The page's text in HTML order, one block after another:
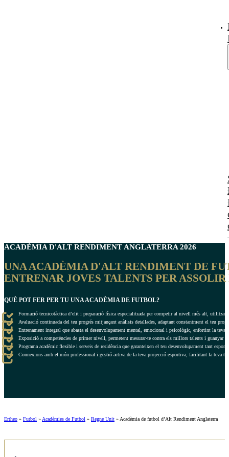
ACADÈMIA D'ALT RENDIMENT ANGLATERRA 2026
UNA ACADÈMIA D'ALT RENDIMENT DE
ENTRENAR JOVES TALENTS PER
QUÈ POT FER PER TU UNA ACADÈMIA DE FUTBOL?
Formació tecnicotàctica d’elit i preparació física especialitzada per competir al nivell més alt,
Avaluació continuada del teu progrés mitjançant anàlisis detallades, adaptant constantment el teu
Entrenament integral que abasta el desenvolupament mental, emocional i psicològic, enfortint la teva
Exposició a competències de primer nivell, permetent mesurar-te contra els millors talents i guanyar
Programa acadèmic flexible i serveis de residència que garanteixen el teu desenvolupament tant
Connexions amb el món professional i gestió activa de la teva projecció esportiva, facilitant la teva
Ertheo » Futbol » Acadèmies de Futbol » Regne Unit » Acadèmia de futbol d’Alt Rendiment Anglaterra